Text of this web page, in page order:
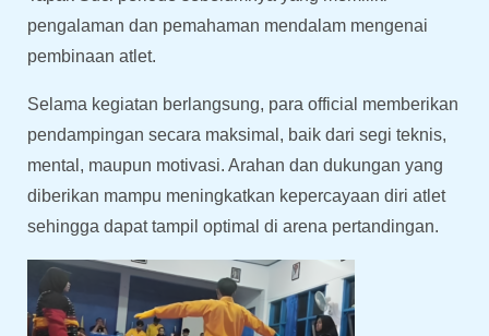
pengalaman dan pemahaman mendalam mengenai
pembinaan atlet.
Selama kegiatan berlangsung, para official memberikan
pendampingan secara maksimal, baik dari segi teknis,
mental, maupun motivasi. Arahan dan dukungan yang
diberikan mampu meningkatkan kepercayaan diri atlet
sehingga dapat tampil optimal di arena pertandingan.